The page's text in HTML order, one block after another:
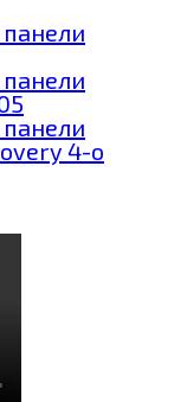
4-о